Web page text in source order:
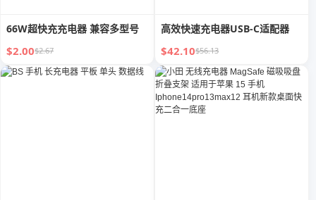
66W超快充充电器 兼容多型号
$2.00$2.67
高效快速充电器USB-C适配器
$42.10$56.13